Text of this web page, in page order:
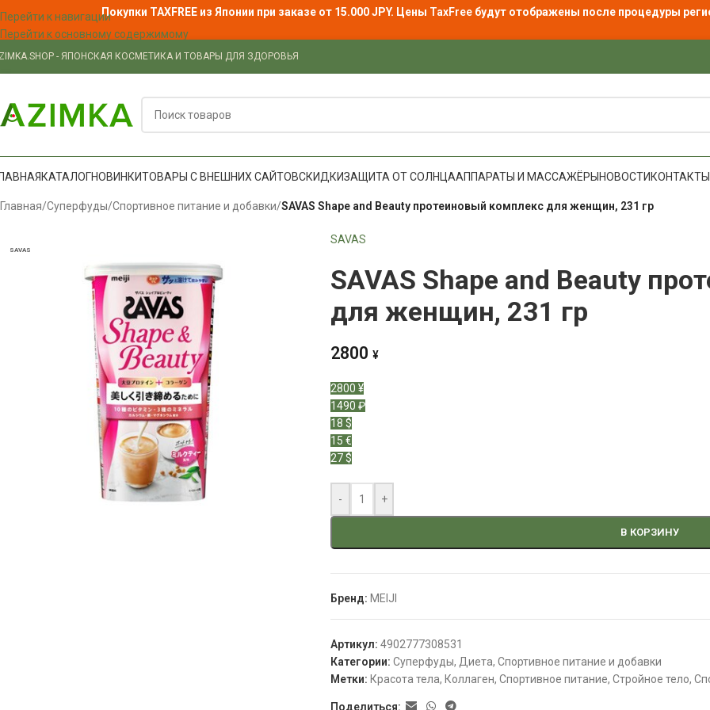
Перейти к навигации
Перейти к основному содержимому
Покупки TAXFREE из Японии при заказе от 15.000 JPY. Цены TaxFree будут отображены после процедуры
- ЯПОНСКАЯ КОСМЕТИКА И ТОВАРЫ ДЛЯ ЗДОРОВЬЯ
КАТАЛОГНОВИНКИТОВАРЫ С ВНЕШНИХ САЙТОВСКИДКИЗАЩИТА ОТ СОЛНЦААППАРАТЫ И МАССАЖЁРЫНОВОСТИКОНТАКТЫ
Главная/Суперфуды/Спортивное питание и добавки/SAVAS Shape and Beauty протеиновый комплекс для женщин, 231 гр
SAVAS
SAVAS
SAVAS Shape and Beauty
для женщин, 231 гр
2800¥
2800 ¥
1490 ₽
18 $
15 €
27 $
- +
В КОРЗИНУ
Бренд: MEIJI
Артикул:4902777308531
Категории: Суперфуды, Диета, Спортивное питание и добавки
Метки: Красота тела, Коллаген, Спортивное питание, Стройное тело,
Поделиться: